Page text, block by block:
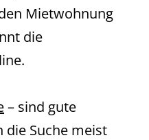
Mietwohnung
die
– sind gute
die Suche meist